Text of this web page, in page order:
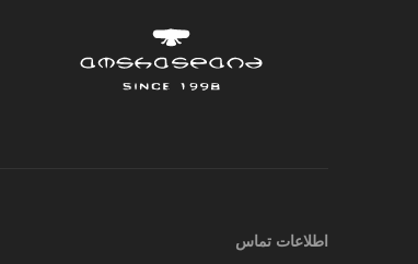
اطلاعات تماس